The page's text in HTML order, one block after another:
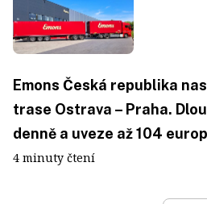
Emons Česká republika
trase Ostrava – Praha.
denně a uveze až 104
4 minuty čtení